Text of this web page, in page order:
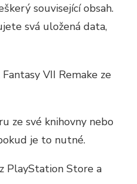
související obsah.
svá uložená data,
VII Remake ze
ze své knihovny nebo
je to nutné.
PlayStation Store a